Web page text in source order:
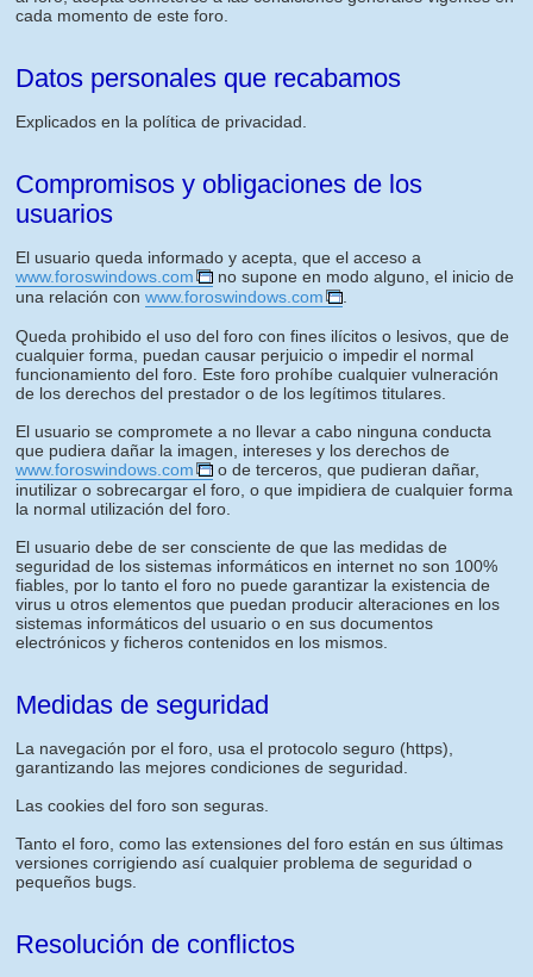
cada momento de este foro.
Datos personales que recabamos
Explicados en la política de privacidad.
Compromisos y obligaciones de los
usuarios
El usuario queda informado y acepta, que el acceso a
www.foroswindows.com
no supone en modo alguno, el inicio de
una relación con www.foroswindows.com
Queda prohibido el uso del foro con fines ilícitos o lesivos, que de
cualquier forma, puedan causar perjuicio o impedir el normal
funcionamiento del foro. Este foro prohíbe cualquier vulneración
de los derechos del prestador o de los legítimos titulares.
El usuario se compromete a no llevar a cabo ninguna conducta
que pudiera dañar la imagen, intereses y los derechos de
www.foroswindows.com
o de terceros, que pudieran dañar,
inutilizar o sobrecargar el foro, o que impidiera de cualquier forma
la normal utilización del foro.
El usuario debe de ser consciente de que las medidas de
seguridad de los sistemas informáticos en internet no son 100%
fiables, por lo tanto el foro no puede garantizar la existencia de
virus u otros elementos que puedan producir alteraciones en los
sistemas informáticos del usuario o en sus documentos
electrónicos y ficheros contenidos en los mismos.
Medidas de seguridad
La navegación por el foro, usa el protocolo seguro (https),
garantizando las mejores condiciones de seguridad.
Las cookies del foro son seguras.
Tanto el foro, como las extensiones del foro están en sus últimas
versiones corrigiendo así cualquier problema de seguridad o
pequeños bugs.
Resolución de conflictos